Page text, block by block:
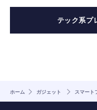
テック系プ
ホーム ガジェット スマート